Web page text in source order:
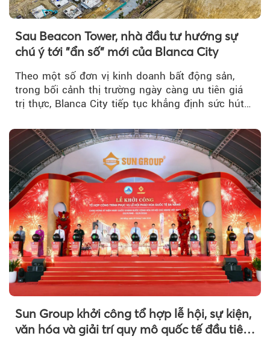
Sau Beacon Tower, nhà đầu tư hướng sự
chú ý tới "ẩn số" mới của Blanca City
Theo một số đơn vị kinh doanh bất động sản,
trong bối cảnh thị trường ngày càng ưu tiên giá
trị thực, Blanca City tiếp tục khẳng định sức hút
Sun Group khởi công tổ hợp lễ hội, sự kiện,
văn hóa và giải trí quy mô quốc tế đầu tiên